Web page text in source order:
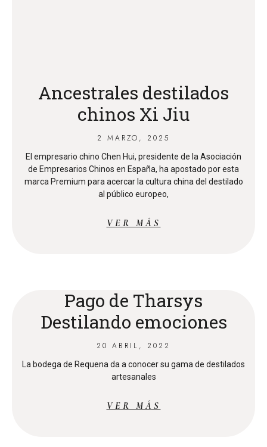
Ancestrales destilados
chinos Xi Jiu
2 MARZO, 2025
El empresario chino Chen Hui, presidente de la Asociación
de Empresarios Chinos en España, ha apostado por esta
marca Premium para acercar la cultura china del destilado
al público europeo,
VER MÁS
Pago de Tharsys
Destilando emociones
20 ABRIL, 2022
La bodega de Requena da a conocer su gama de destilados
artesanales
VER MÁS